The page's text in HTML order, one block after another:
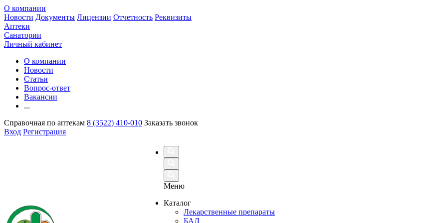
О компании
Новости Документы Лицензии Отчетность Реквизиты
Аптеки
Санатории
Личный кабинет
О компании
Новости
Статьи
Вопрос-ответ
Вакансии
...
Справочная по аптекам 8 (3522) 410-010 Заказать звонок
Вход Регистрация
Меню
Каталог
Лекарственные препараты
БАД